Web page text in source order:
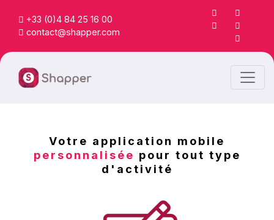
+33 (0)4 84 25 16 00
contact@shapper.com
Votre application mobile
personnalisée pour tout type
d'activité